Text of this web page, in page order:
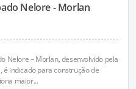
Nelore - Morlan
Nelore – Morlan, desenvolvido pela
é indicado para construção de
maior...